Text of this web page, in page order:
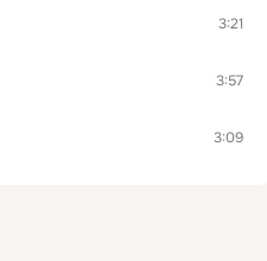
3:21
3:57
3:09